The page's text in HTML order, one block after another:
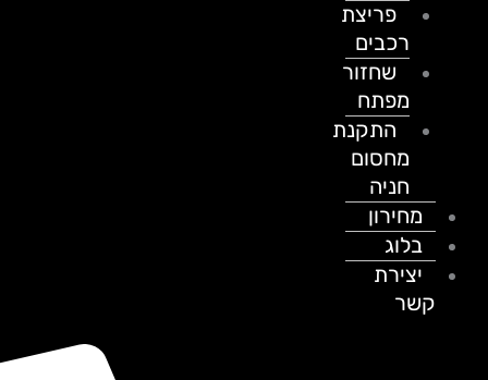
פריצת
רכבים
שחזור
מפתח
התקנת
מחסום
חניה
מחירון
בלוג
יצירת
קשר